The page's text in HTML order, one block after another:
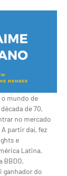
mundo de
de 70,
no mercado
partir daí, fez
e
Latina,
BBDO,
ganhador do